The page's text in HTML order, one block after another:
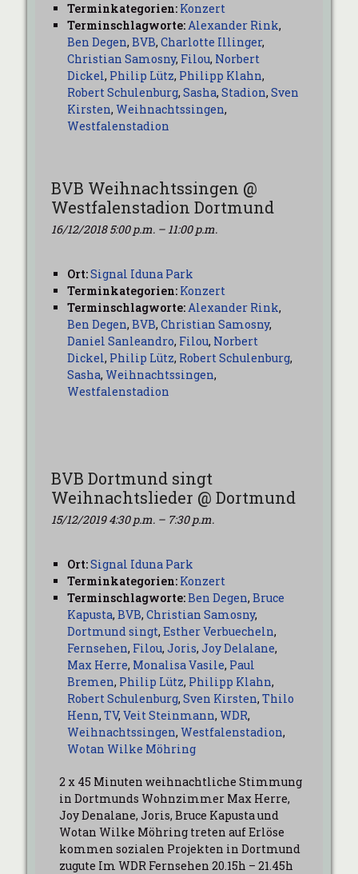
Terminkategorien: Konzert
Terminschlagworte:Alexander Rink,
Ben Degen, BVB, Charlotte Illinger,
Christian Samosny, Filou, Norbert
Dickel, Philip Lütz, Philipp Klahn,
Robert Schulenburg, Sasha, Stadion, Sven
Kirsten, Weihnachtssingen,
Westfalenstadion
BVB Weihnachtssingen @
Westfalenstadion Dortmund
16/12/2018 5:00 p.m. – 11:00 p.m.
Ort:Signal Iduna Park
Terminkategorien: Konzert
Terminschlagworte:Alexander Rink,
Ben Degen, BVB, Christian Samosny,
Daniel Sanleandro, Filou, Norbert
Dickel, Philip Lütz, Robert Schulenburg,
Sasha, Weihnachtssingen,
Westfalenstadion
BVB Dortmund singt
Weihnachtslieder @ Dortmund
15/12/2019 4:30 p.m. – 7:30 p.m.
Ort:Signal Iduna Park
Terminkategorien: Konzert
Terminschlagworte:Ben Degen, Bruce
Kapusta, BVB, Christian Samosny,
Dortmund singt, Esther Verbuecheln,
Fernsehen, Filou, Joris, Joy Delalane,
Max Herre, Monalisa Vasile, Paul
Bremen, Philip Lütz, Philipp Klahn,
Robert Schulenburg, Sven Kirsten, Thilo
Henn, TV, Veit Steinmann, WDR,
Weihnachtssingen, Westfalenstadion,
Wotan Wilke Möhring
2 x 45 Minuten weihnachtliche Stimmung
in Dortmunds Wohnzimmer Max Herre,
Joy Denalane, Joris, Bruce Kapusta und
Wotan Wilke Möhring treten auf Erlöse
kommen sozialen Projekten in Dortmund
zugute Im WDR Fernsehen 20.15h – 21.45h